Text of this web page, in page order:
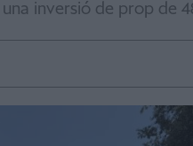
una inversió de prop de